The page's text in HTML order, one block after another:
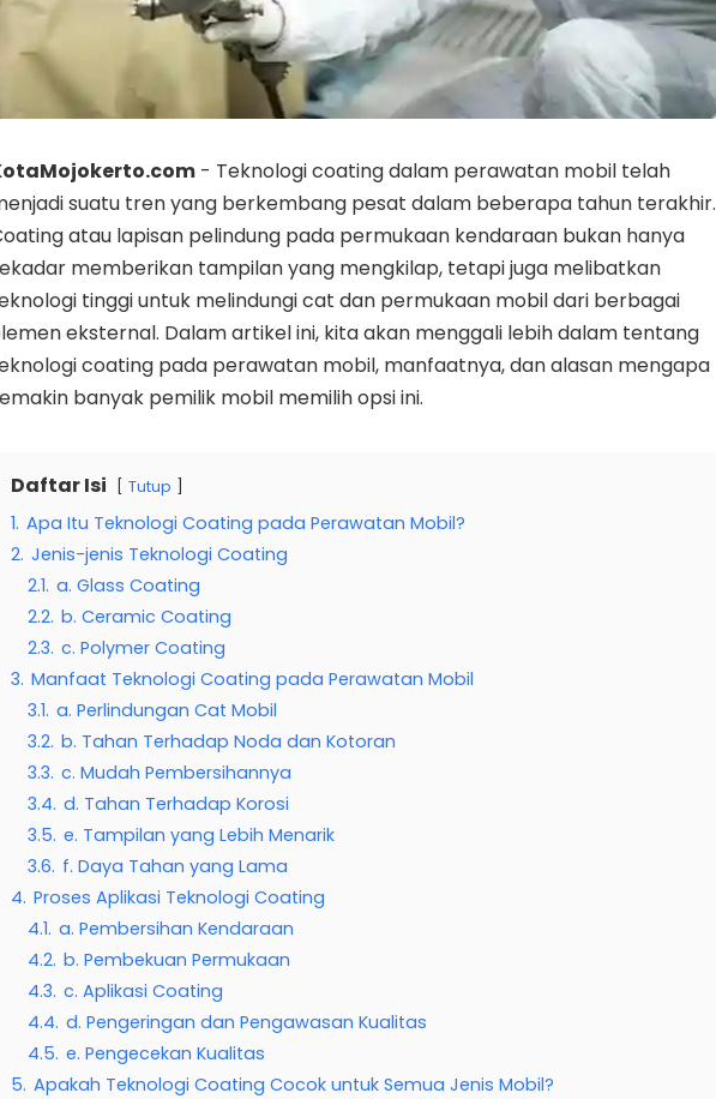
- Teknologi coating dalam perawatan mobil telah
suatu tren yang berkembang pesat dalam beberapa tahun terakhir.
atau lapisan pelindung pada permukaan kendaraan bukan hanya
memberikan tampilan yang mengkilap, tetapi juga melibatkan
tinggi untuk melindungi cat dan permukaan mobil dari berbagai
eksternal. Dalam artikel ini, kita akan menggali lebih dalam tentang
coating pada perawatan mobil, manfaatnya, dan alasan mengapa
banyak pemilik mobil memilih opsi ini.
Daftar Isi Tutup
1. Apa Itu Teknologi Coating pada Perawatan Mobil?
2. Jenis-jenis Teknologi Coating
2.1. a. Glass Coating
2.2. b. Ceramic Coating
2.3. c. Polymer Coating
3. Manfaat Teknologi Coating pada Perawatan Mobil
3.1. a. Perlindungan Cat Mobil
3.2. b. Tahan Terhadap Noda dan Kotoran
3.3. c. Mudah Pembersihannya
3.4. d. Tahan Terhadap Korosi
3.5. e. Tampilan yang Lebih Menarik
3.6. f. Daya Tahan yang Lama
4. Proses Aplikasi Teknologi Coating
4.1. a. Pembersihan Kendaraan
4.2. b. Pembekuan Permukaan
4.3. c. Aplikasi Coating
4.4. d. Pengeringan dan Pengawasan Kualitas
4.5. e. Pengecekan Kualitas
5. Apakah Teknologi Coating Cocok untuk Semua Jenis Mobil?